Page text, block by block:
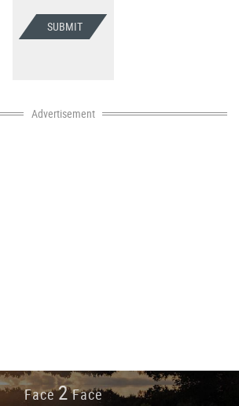
SUBMIT
Advertisement
Face2Face